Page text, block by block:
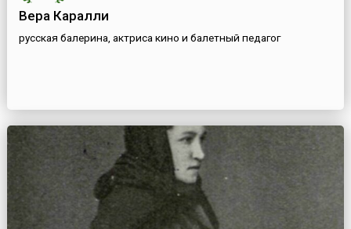
Вера Каралли
русская балерина, актриса кино и балетный педагог